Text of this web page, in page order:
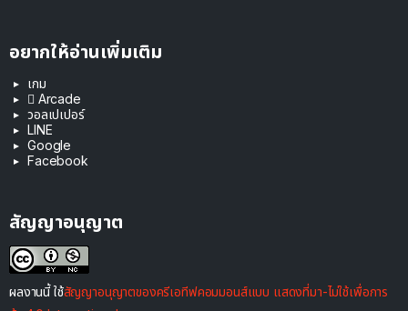
อยากให้อ่านเพิ่มเติม
เกม
 Arcade
วอลเปเปอร์
LINE
Google
Facebook
สัญญาอนุญาต
ผลงานนี้ ใช้สัญญาอนุญาตของครีเอทีฟคอมมอนส์แบบ แสดงที่มา-ไม่ใช้เพื่อการ